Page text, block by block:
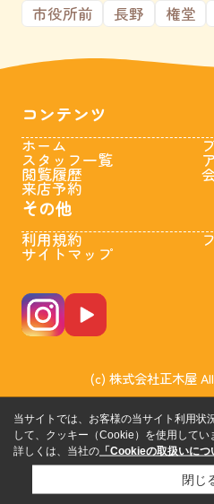
市役所前
長野 権堂
コンテンツ
ホーム
スタッフ一覧
閲覧履歴
来店予約
その他
利用規約
サイトマップ
(c) 株式会社正木屋
当サイトでは、お客様の当サイト利用状
して、クッキー（Cookie）を使用してい
詳しくは、当社の 「Cookieの取扱いにつ
閉じ